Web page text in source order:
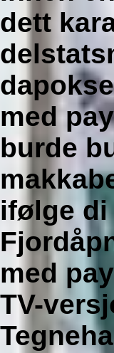
dett
med
burde
ifølge
med
TV-